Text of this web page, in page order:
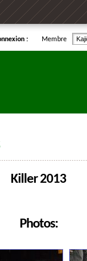
: Membre
Killer 2013
Photos: